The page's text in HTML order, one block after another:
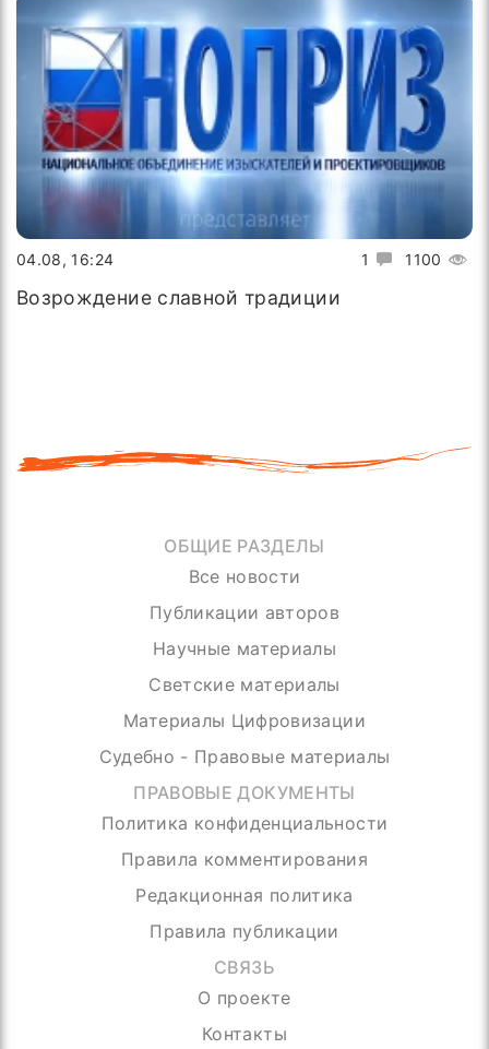
1 1100
04.08, 16:24
Возрождение славной традиции
ОБЩИЕ РАЗДЕЛЫ
Все новости
Публикации авторов
Научные материалы
Светские материалы
Материалы Цифровизации
Судебно - Правовые материалы
ПРАВОВЫЕ ДОКУМЕНТЫ
Политика конфиденциальности
Правила комментирования
Редакционная политика
Правила публикации
СВЯЗЬ
О проекте
Контакты